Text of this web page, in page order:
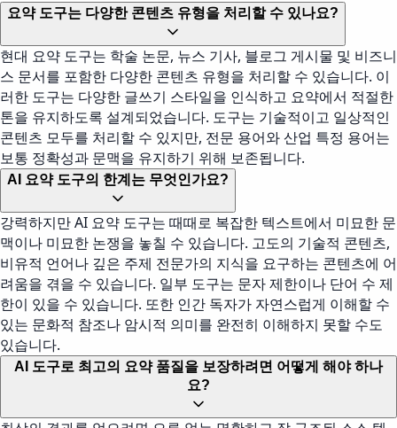
요약 도구는 다양한 콘텐츠 유형을 처리할 수 있나요?
현대 요약 도구는 학술 논문, 뉴스 기사, 블로그 게시물 및 비즈니
스 문서를 포함한 다양한 콘텐츠 유형을 처리할 수 있습니다. 이
러한 도구는 다양한 글쓰기 스타일을 인식하고 요약에서 적절한
톤을 유지하도록 설계되었습니다. 도구는 기술적이고 일상적인
콘텐츠 모두를 처리할 수 있지만, 전문 용어와 산업 특정 용어는
보통 정확성과 문맥을 유지하기 위해 보존됩니다.
AI 요약 도구의 한계는 무엇인가요?
강력하지만 AI 요약 도구는 때때로 복잡한 텍스트에서 미묘한 문
맥이나 미묘한 논쟁을 놓칠 수 있습니다. 고도의 기술적 콘텐츠,
비유적 언어나 깊은 주제 전문가의 지식을 요구하는 콘텐츠에 어
려움을 겪을 수 있습니다. 일부 도구는 문자 제한이나 단어 수 제
한이 있을 수 있습니다. 또한 인간 독자가 자연스럽게 이해할 수
있는 문화적 참조나 암시적 의미를 완전히 이해하지 못할 수도
있습니다.
AI 도구로 최고의 요약 품질을 보장하려면 어떻게 해야 하나
요?